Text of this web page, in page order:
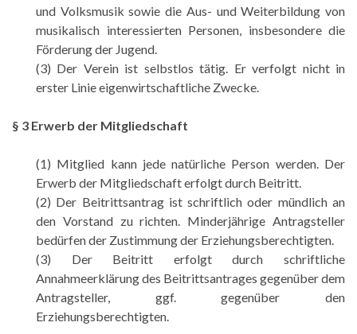
und Volksmusik sowie die Aus- und Weiterbildung von
musikalisch interessierten Personen, insbesondere die
Förderung der Jugend.
(3) Der Verein ist selbstlos tätig. Er verfolgt nicht in
erster Linie eigenwirtschaftliche Zwecke.
§ 3 Erwerb der Mitgliedschaft
(1) Mitglied kann jede natürliche Person werden. Der
Erwerb der Mitgliedschaft erfolgt durch Beitritt.
(2) Der Beitrittsantrag ist schriftlich oder mündlich an
den Vorstand zu richten. Minderjährige Antragsteller
bedürfen der Zustimmung der Erziehungsberechtigten.
(3) Der Beitritt erfolgt durch schriftliche
Annahmeerklärung des Beitrittsantrages gegenüber dem
Antragsteller, ggf. gegenüber den
Erziehungsberechtigten.